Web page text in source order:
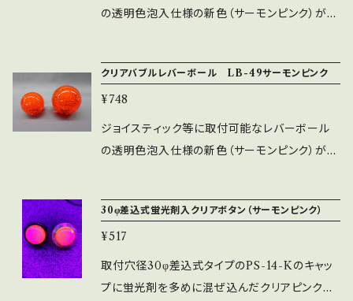
の透明色泡入仕様の新色（サーモンピンク）が
外径35㎜（45φ）・M6寸法 ※泡の発泡状態は個
体差があります。
クリアバブルレバーボール LB-49サーモンピンク
¥748
ジョイスティック等に取付可能なレバーボール
の透明色泡入仕様の新色（サーモンピンク）が
外径45㎜（45φ）・M6寸法 ※泡の発泡状態は個
体差があります。
30φ差込式蛍光剤入クリアボタン（サーモンピンク）
¥517
取付穴径30φ差込式タイプのPS-14-Kのキャッ
プに蛍光剤を多めに混ぜ込んだクリアピンク